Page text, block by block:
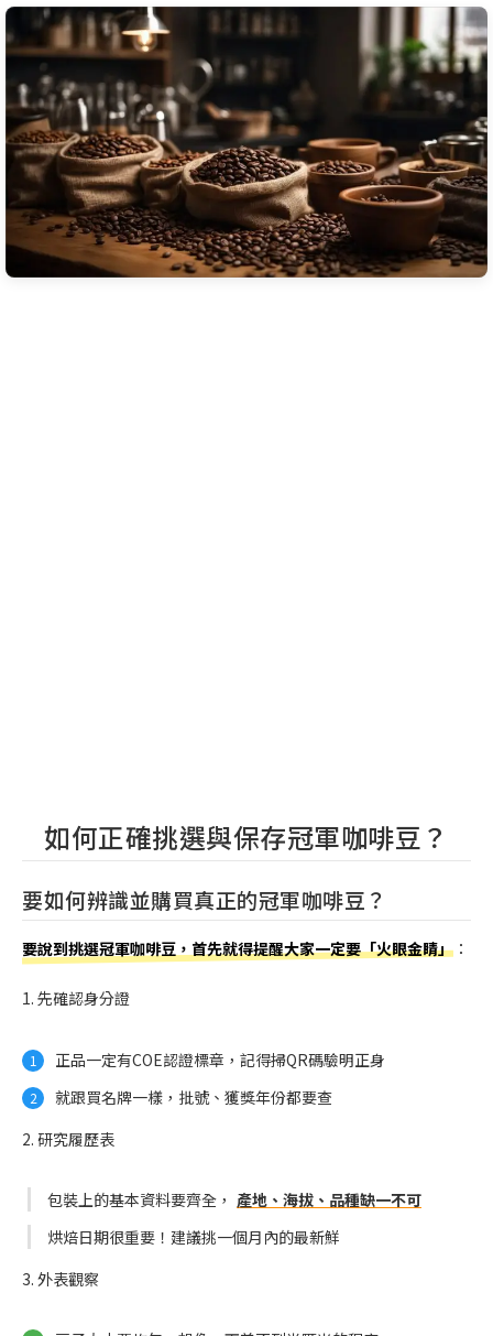
如何正確挑選與保存冠軍咖啡豆？
要如何辨識並購買真正的冠軍咖啡豆？
要說到挑選冠軍咖啡豆，首先就得提醒大家一定要「火眼金睛」 ：
1. 先確認身分證
正品一定有COE認證標章，記得掃QR碼驗明正身
就跟買名牌一樣，批號、獲獎年份都要查
2. 研究履歷表
包裝上的基本資料要齊全， 產地、海拔、品種缺一不可
烘焙日期很重要！建議挑一個月內的最新鮮
3. 外表觀察